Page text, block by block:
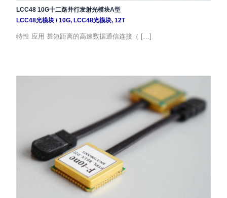
LCC48 10G十二路并行发射光模块A型
LCC48光模块/10G, LCC48光模块, 12T
特性 应用 甚短距离的高速数据通信连接（ […]